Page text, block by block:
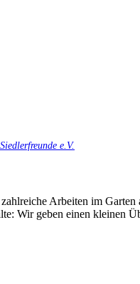
e.V.
Arbeiten im
Wir geben einen kleinen